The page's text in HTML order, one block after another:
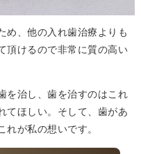
め、他の入れ歯治療よりも
頂けるので非常に質の高い
を治し、歯を治すのはこれ
てほしい。そして、歯があ
れが私の想いです。